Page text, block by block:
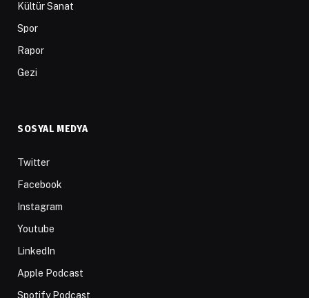
Kültür Sanat
Spor
Rapor
Gezi
SOSYAL MEDYA
Twitter
Facebook
Instagram
Youtube
LinkedIn
Apple Podcast
Spotify Podcast